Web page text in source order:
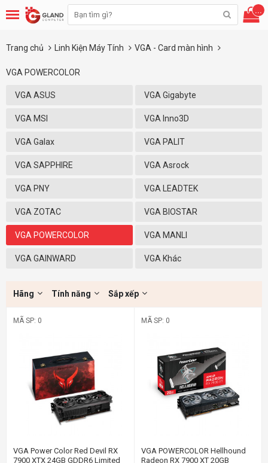
...
Trang chủ Linh Kiện Máy Tính VGA - Card màn hình
VGA POWERCOLOR
VGA ASUS VGA Gigabyte
VGA MSI VGA Inno3D
VGA Galax VGA PALIT
VGA SAPPHIRE VGA Asrock
VGA PNY VGA LEADTEK
VGA ZOTAC VGA BIOSTAR
VGA POWERCOLOR VGA MANLI
VGA GAINWARD VGA Khác
Hãng Tính năng Sắp xếp
MÃ SP: 0
VGA Power Color Red Devil RX
7900 XTX 24GB GDDR6 Limited
MÃ SP: 0
VGA POWERCOLOR Hellhound
Radeon RX 7900 XT 20GB